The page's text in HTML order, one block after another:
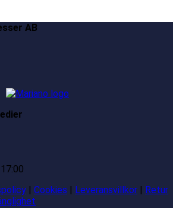
AB
Cookies Leveransvillkor
Retur